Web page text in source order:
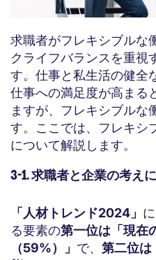
求職者がフレキシブルな
クライフバランスを重視
す。仕事と私生活の健全
仕事への満足度が高まる
ますが、フレキシブルな
す。ここでは、フレキシ
について解説します。
3-1. 求職者と企業の考え
「人材トレンド2024」
る要素の第一位は「現在
（59%）」 で、 第二位は